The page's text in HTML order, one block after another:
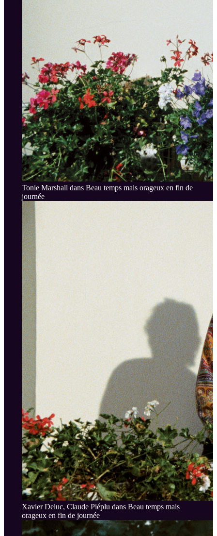
Tonie Marshall dans Beau temps mais orageux en fin de
journée
Xavier Deluc, Claude Piéplu dans Beau temps mais
orageux en fin de journée